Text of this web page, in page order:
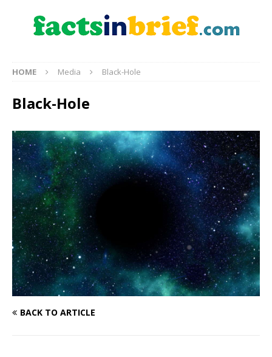
HOME Media Black-Hole
Black-Hole
BACK TO ARTICLE